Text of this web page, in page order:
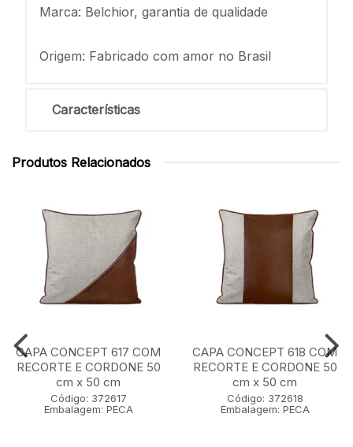
Marca: Belchior, garantia de qualidade
Origem: Fabricado com amor no Brasil
Características
Produtos Relacionados
CAPA CONCEPT 617 COM
RECORTE E CORDONE 50
cm x 50 cm
Código: 372617
Embalagem: PECA
CAPA CONCEPT 618 COM
RECORTE E CORDONE 50
cm x 50 cm
Código: 372618
Embalagem: PECA